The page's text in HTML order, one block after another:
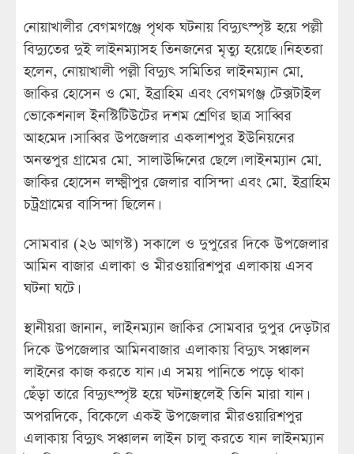
নোয়াখালীর বেগমগঞ্জে পৃথক ঘটনায় বিদ্যুৎস্পৃষ্ট হয়ে পল্লী
বিদ্যুতের দুই লাইনম্যাসহ তিনজনের মৃত্যু হয়েছে। নিহতরা
হলেন, নোয়াখালী পল্লী বিদ্যুৎ সমিতির লাইনম্যান মো.
জাকির হোসেন ও মো. ইব্রাহিম এবং বেগমগঞ্জ টেক্সটাইল
ভোকেশনাল ইনস্টিটিউটের দশম শ্রেণির ছাত্র সাব্বির
আহমেদ। সাব্বির উপজেলার একলাশপুর ইউনিয়নের
অনন্তপুর গ্রামের মো. সালাউদ্দিনের ছেলে। লাইনম্যান মো.
জাকির হোসেন লক্ষ্মীপুর জেলার বাসিন্দা এবং মো. ইব্রাহিম
চট্রগ্রামের বাসিন্দা ছিলেন।
সোমবার (২৬ আগস্ট) সকালে ও দুপুরের দিকে উপজেলার
আমিন বাজার এলাকা ও মীরওয়ারিশপুর এলাকায় এসব
ঘটনা ঘটে।
স্থানীয়রা জানান, লাইনম্যান জাকির সোমবার দুপুর দেড়টার
দিকে উপজেলার আমিনবাজার এলাকায় বিদ্যুৎ সঞ্চালন
লাইনের কাজ করতে যান। এ সময় পানিতে পড়ে থাকা
ছেঁড়া তারে বিদ্যুৎস্পৃষ্ট হয়ে ঘটনাস্থলেই তিনি মারা যান।
অপরদিকে, বিকেলে একই উপজেলার মীরওয়ারিশপুর
এলাকায় বিদ্যুৎ সঞ্চালন লাইন চালু করতে যান লাইনম্যান